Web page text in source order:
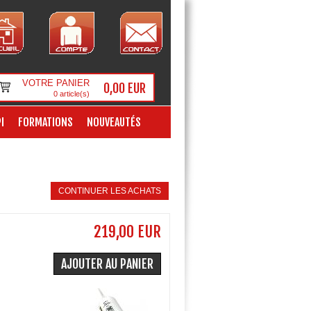
VOTRE PANIER
0article(s) 0,00 EUR
FORMATIONS NOUVEAUTÉS
CONTINUER LES ACHATS
219,00 EUR
AJOUTER AU PANIER